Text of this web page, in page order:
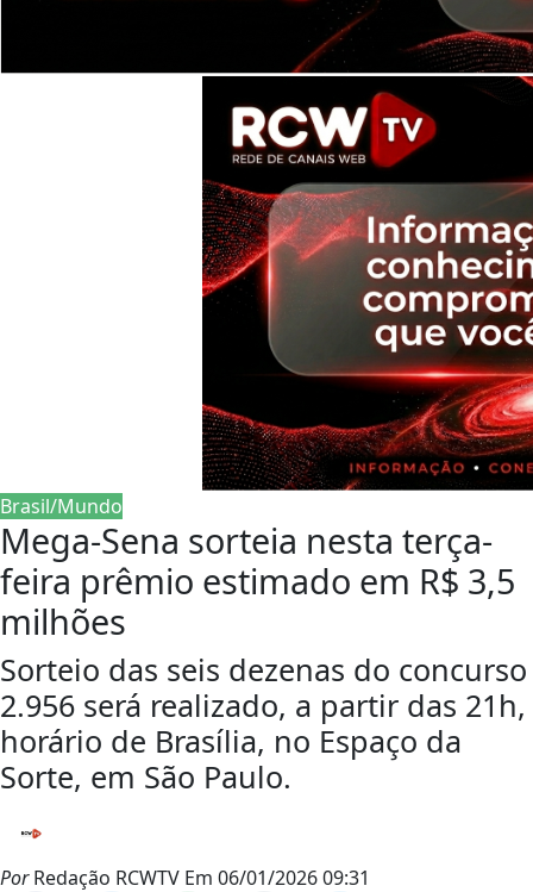
Brasil/Mundo
Mega-Sena sorteia nesta terça-
feira prêmio estimado em R$ 3,5
milhões
Sorteio das seis dezenas do concurso
2.956 será realizado, a partir das 21h,
horário de Brasília, no Espaço da
Sorte, em São Paulo.
PorRedação RCWTV Em 06/01/2026 09:31